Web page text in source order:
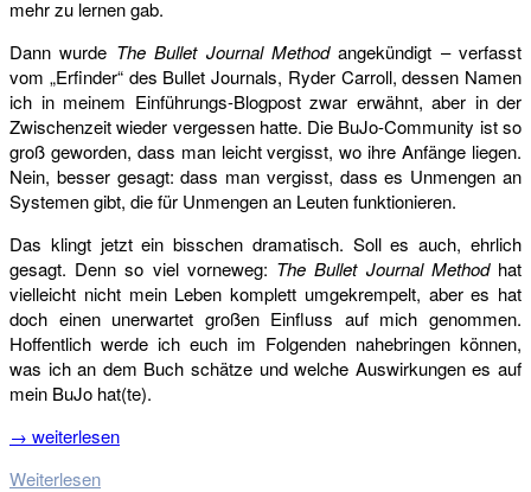
mehr zu lernen gab.
Dann wurde The Bullet Journal Methodangekündigt – verfasst
vom „Erfinder“ des Bullet Journals, Ryder Carroll, dessen Namen
ich in meinem Einführungs-Blogpost zwar erwähnt, aber in der
Zwischenzeit wieder vergessen hatte. Die BuJo-Community ist so
groß geworden, dass man leicht vergisst, wo ihre Anfänge liegen.
Nein, besser gesagt: dass man vergisst, dass es Unmengen an
Systemen gibt, die für Unmengen an Leuten funktionieren.
Das klingt jetzt ein bisschen dramatisch. Soll es auch, ehrlich
gesagt. Denn so viel vorneweg: The Bullet Journal Methodhat
vielleicht nicht mein Leben komplett umgekrempelt, aber es hat
doch einen unerwartet großen Einfluss auf mich genommen.
Hoffentlich werde ich euch im Folgenden nahebringen können,
was ich an dem Buch schätze und welche Auswirkungen es auf
mein BuJo hat(te).
→ weiterlesen
Weiterlesen